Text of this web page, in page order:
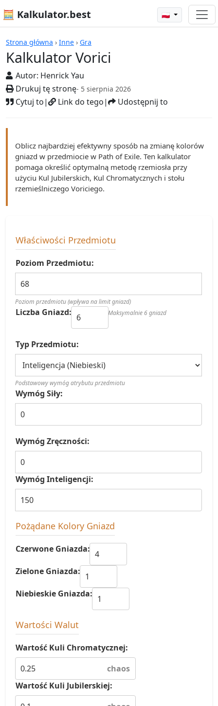
🧮 Kalkulator.best 🇵🇱
Strona główna › Inne › Gra
Kalkulator Vorici
Autor: Henrick Yau
Drukuj tę stronę- 5 sierpnia 2026
Cytuj to| Link do tego| Udostępnij to
Kalkulatory
Oblicz najbardziej efektywny sposób na zmianę kolorów
gniazd w przedmiocie w Path of Exile. Ten kalkulator
pomaga określić optymalną metodę rzemiosła przy
użyciu Kul Jubilerskich, Kul Chromatycznych i stołu
rzemieślniczego Voriciego.
Właściwości Przedmiotu
Poziom Przedmiotu:
Poziom przedmiotu (wpływa na limit gniazd)
Liczba Gniazd: Maksymalnie 6 gniazd
Typ Przedmiotu:
Podstawowy wymóg atrybutu przedmiotu
Wymóg Siły:
Wymóg Zręczności:
Wymóg Inteligencji:
Pożądane Kolory Gniazd
Czerwone Gniazda:
Zielone Gniazda:
Niebieskie Gniazda:
Wartości Walut
Wartość Kuli Chromatycznej:
chaos
Wartość Kuli Jubilerskiej: